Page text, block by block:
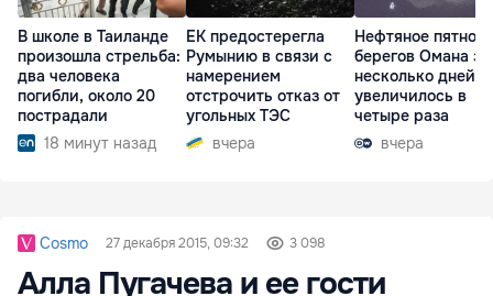
В школе в Таиланде
произошла стрельба:
два человека
погибли, около 20
пострадали
18 минут назад
ЕК предостерегла
Румынию в связи с
намерением
отстрочить отказ от
угольных ТЭС
вчера
Нефтяное пятно у
берегов Омана за
несколько дней
увеличилось в
четыре раза
вчера
Cosmo 27 декабря 2015, 09:32 3 098
Алла Пугачева и ее гости